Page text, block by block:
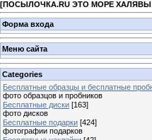
[ПОСЫЛОЧКА.RU ЭТО МОРЕ
Форма входа
Меню сайта
Categories
Бесплатные образцы и бесплатные
фото образцов и пробников
Бесплатные диски [163]
фото дисков
Бесплатные подарки [424]
фотографии подарков